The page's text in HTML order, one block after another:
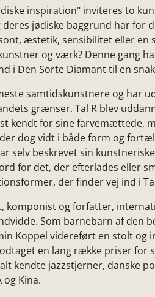
inspiration" inviteres to
jødiske baggrund har for
æstetik, sensibilitet eller en
og værk? Denne gang
i Den Sorte Diamant til en
samtidskunstnere og har
grænser. Tal R blev
kendt for sine farvemættede,
dog vidt i både form og
selv beskrevet sin
for det, der efterlades eller
der finder vej ind i
komponist og forfatter,
Som barnebarn af den
Koppel videreført en stolt og
en lang række priser for
kendte jazzstjerner, danske
og Kina.